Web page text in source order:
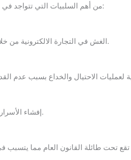
من أهم السلبيات التي تتواجد في التجارة الإلكترونية هي ما يلي:
1- الغش في التجارة الالكترونية من خلال غش البيانات المعروضة.
3- إفشاء الأسرار والبيانات الخاصة بالعملاء.